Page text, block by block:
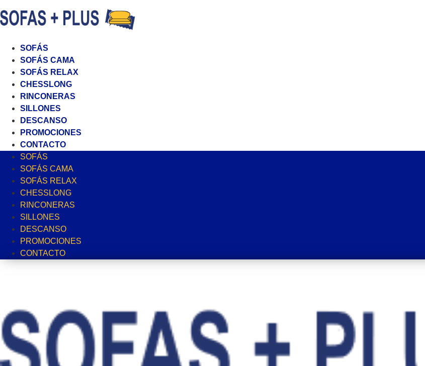
SOFÁS
SOFÁS CAMA
SOFÁS RELAX
CHESSLONG
RINCONERAS
SILLONES
DESCANSO
PROMOCIONES
CONTACTO
SOFÁS
SOFÁS CAMA
SOFÁS RELAX
CHESSLONG
RINCONERAS
SILLONES
DESCANSO
PROMOCIONES
CONTACTO